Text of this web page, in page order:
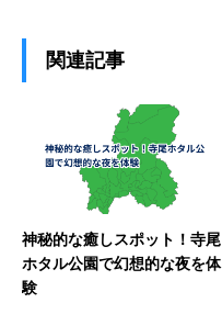
関連記事
神秘的な癒しスポット！寺尾
ホタル公園で幻想的な夜を体
験